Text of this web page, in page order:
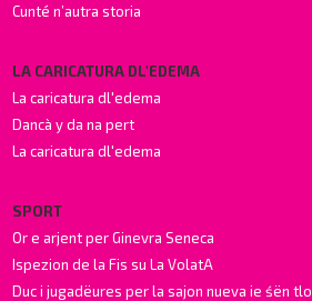
Cunté n’autra storia
LA CARICATURA DL'EDEMA
La caricatura dl'edema
Dancà y da na pert
La caricatura dl'edema
SPORT
Or e arjent per Ginevra Seneca
Ispezion de la Fis su La VolatA
Duc i jugadëures per la sajon nueva ie śën tlo